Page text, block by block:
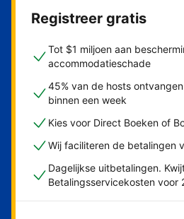
Registreer gratis
Tot $1 miljoen aan
accommodatieschade
45% van de hosts
binnen een week
Kies voor Direct Boeken of
Wij faciliteren de betalingen
Dagelijkse uitbetalingen.
Betalingsservicekosten voor